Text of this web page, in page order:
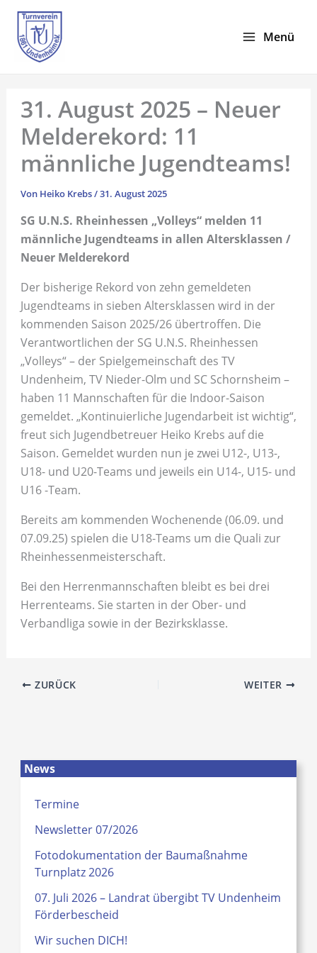
Zum
Inhalt
springen
Menü
News
Termine
Newsletter 07/2026
Fotodokumentation der Baumaßnahme
Turnplatz 2026
07. Juli 2026 – Landrat übergibt TV Undenheim
Förderbescheid
Wir suchen DICH!
31. August 2025 – Neuer
Melderekord: 11
männliche Jugendteams!
Von Heiko Krebs/31. August 2025
SG U.N.S. Rheinhessen „Volleys“ melden 11
männliche Jugendteams in allen Altersklassen /
Neuer Melderekord
Der bisherige Rekord von zehn gemeldeten
Jugendteams in sieben Altersklassen wird in der
kommenden Saison 2025/26 übertroffen. Die
Verantwortlichen der SG U.N.S. Rheinhessen
„Volleys“ – der Spielgemeinschaft des TV
Undenheim, TV Nieder-Olm und SC Schornsheim –
haben 11 Mannschaften für die Indoor-Saison
gemeldet. „Kontinuierliche Jugendarbeit ist wichtig“,
freut sich Jugendbetreuer Heiko Krebs auf die
Saison. Gemeldet wurden nun je zwei U12-, U13-,
U18- und U20-Teams und jeweils ein U14-, U15- und
U16 -Team.
Bereits am kommenden Wochenende (06.09. und
07.09.25) spielen die U18-Teams um die Quali zur
Rheinhessenmeisterschaft.
Bei den Herrenmannschaften bleibt es bei drei
Herrenteams. Sie starten in der Ober- und
Verbandliga sowie in der Bezirksklasse.
ZURÜCK WEITER